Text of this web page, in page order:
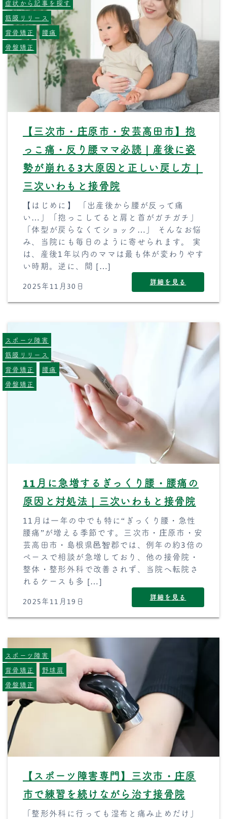
【三次市・庄原市・安芸高田市】抱
っこ痛・反り腰ママ必読｜産後に姿
勢が崩れる3大原因と正しい戻し方｜
三次いわもと接骨院
【はじめに】 「出産後から腰が反って痛
い…」「抱っこしてると肩と首がガチガチ」
「体型が戻らなくてショック…」 そんなお悩
み、当院にも毎日のように寄せられます。 実
は、産後1年以内のママは最も体が変わりやす
い時期。逆に、間 […]
2025年11月30日 詳細を見る
症状から記事を探す
筋膜リリース
背骨矯正
腰痛
骨盤矯正
11月に急増するぎっくり腰・腰痛の
原因と対処法｜三次いわもと接骨院
11月は一年の中でも特に“ぎっくり腰・急性
腰痛”が増える季節です。三次市・庄原市・安
芸高田市・島根県邑智郡では、例年の約3倍の
ペースで相談が急増しており、他の接骨院・
整体・整形外科で改善されず、当院へ転院さ
れるケースも多 […]
2025年11月19日 詳細を見る
スポーツ障害
筋膜リリース
背骨矯正
腰痛
骨盤矯正
【スポーツ障害専門】三次市・庄原
市で練習を続けながら治す接骨院
「整形外科に行っても湿布と痛み止めだけ」
スポーツ障害
背骨矯正
野球肩
骨盤矯正